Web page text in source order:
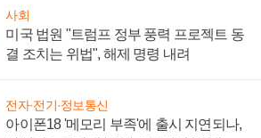
사회
미국 법원 "트럼프 정부 풍력 프로젝트 동
결 조치는 위법", 해제 명령 내려
전자·전기·정보통신
아이폰18 '메모리 부족'에 출시 지연되나,